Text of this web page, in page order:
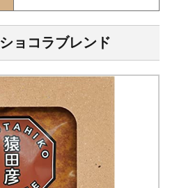
ショコラブレンド